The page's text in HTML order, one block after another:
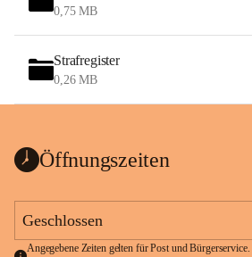
0,75 MB
Strafregister
0,26 MB
Öffnungszeiten
Geschlossen
Angegebene Zeiten gelten für Post und